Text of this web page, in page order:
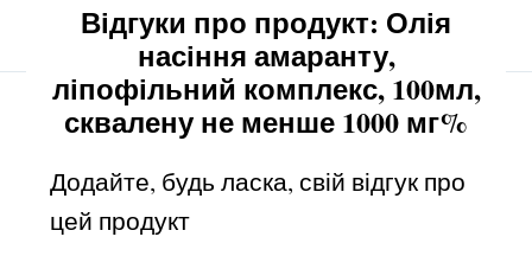
Відгуки про продукт: Олія
насіння амаранту,
ліпофільний комплекс, 100мл,
сквалену не менше 1000 мг%
Додайте, будь ласка, свій відгук про
цей продукт